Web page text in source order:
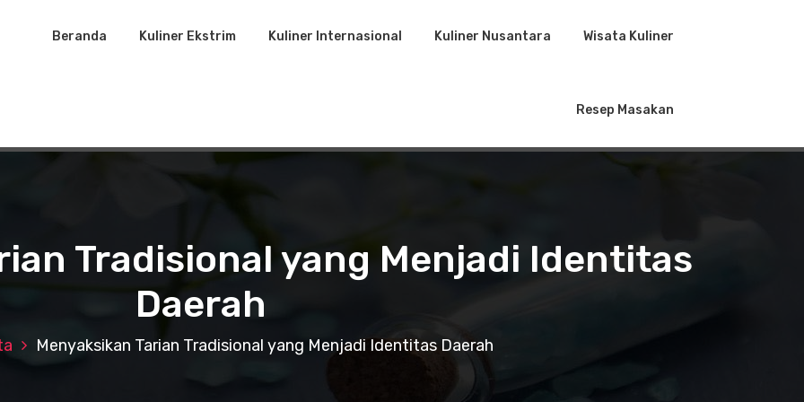
Beranda Kuliner Ekstrim Kuliner Internasional Kuliner Nusantara Wisata Kuliner
Resep Masakan
Tradisional yang Menjadi Identitas
Daerah
Menyaksikan Tarian Tradisional yang Menjadi Identitas Daerah